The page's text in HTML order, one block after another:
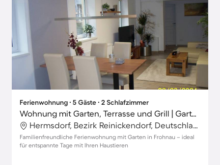
Ferienwohnung ∙ 5 Gäste ∙ 2 Schlafzimmer
Wohnung mit Garten, Terrasse und Grill | Gartenblick | Ideal für Homeoffice
Hermsdorf, Bezirk Reinickendorf, Deutschland
Familienfreundliche Ferienwohnung mit Garten in Frohnau – ideal
für entspannte Tage mit Ihren Haustieren